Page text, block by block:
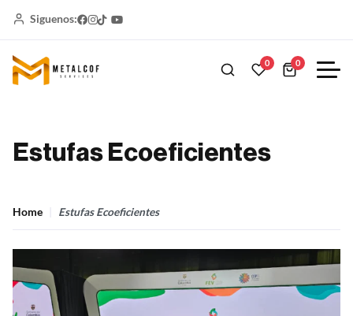
Siguenos:
0 0
Estufas Ecoeficientes
Home Estufas Ecoeficientes